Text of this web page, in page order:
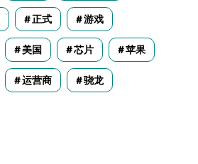
正式 游戏
美国 芯片 苹果
运营商 骁龙